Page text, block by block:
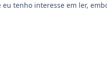
tenho interesse em ler,